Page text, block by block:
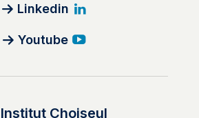
Linkedin
Youtube
Institut Choiseul